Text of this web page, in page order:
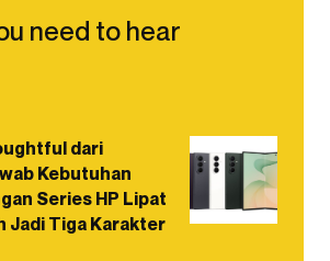
need to hear
dari
Kebutuhan
Series HP Lipat
Jadi Tiga Karakter